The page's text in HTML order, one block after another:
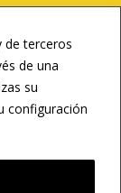
de terceros
de una
su
configuración
NOTICIAS